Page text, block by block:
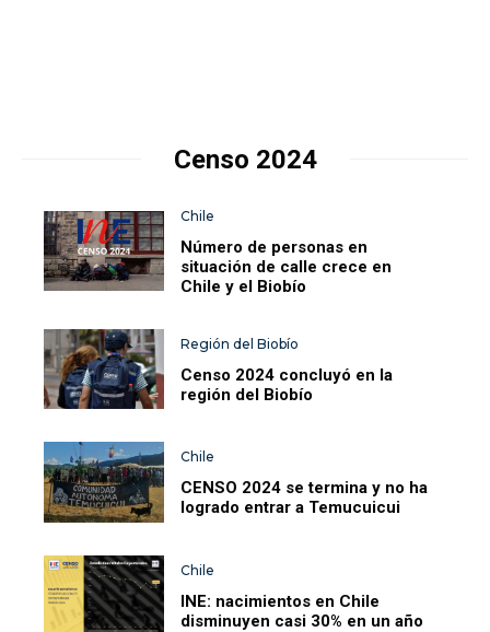
Censo 2024
Chile
Número de personas en
situación de calle crece en
Chile y el Biobío
Región del Biobío
Censo 2024 concluyó en la
región del Biobío
Chile
CENSO 2024 se termina y no ha
logrado entrar a Temucuicui
Chile
INE: nacimientos en Chile
disminuyen casi 30% en un año